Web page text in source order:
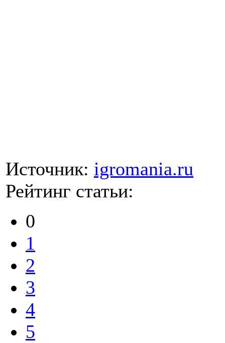
Источник: igromania.ru
Рейтинг статьи:
0
1
2
3
4
5